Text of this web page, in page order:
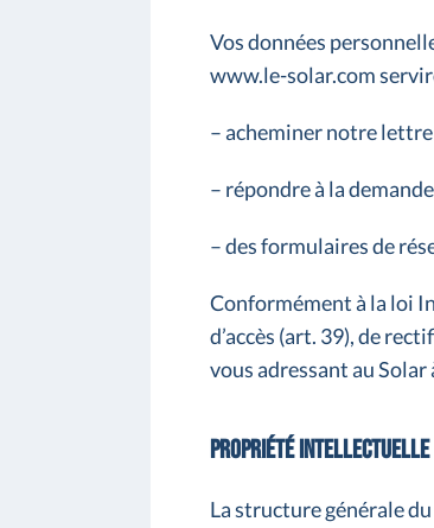
Vos données
www.le-solar.com
– acheminer notre
– répondre à la
– des formulaires de
Conformément à la loi
d’accès (art. 39), de
vous adressant au Solar
Propriété intellectuelle
La structure générale